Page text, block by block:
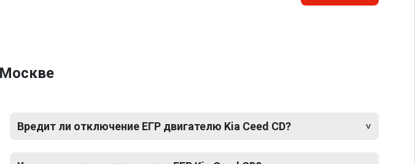
Вредит ли отключение ЕГР двигателю Kia Ceed CD?